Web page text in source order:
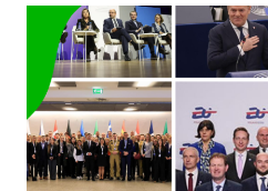
CLIMENTINES
DOTYCZĄCY
DZIAŁAŃ
NA
RZECZ
KLIMATU
–